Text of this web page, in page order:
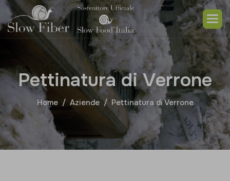
Pettinatura di Verrone
Home Aziende Pettinatura di Verrone